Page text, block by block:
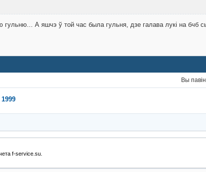
гульню... А яшчэ ў той час была гульня, дзе галава лукі на бчб
Вы
f-service.su